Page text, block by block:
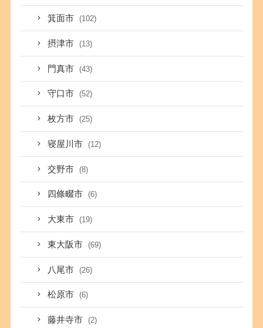
箕面市 (102)
摂津市 (13)
門真市 (43)
守口市 (52)
枚方市 (25)
寝屋川市 (12)
交野市 (8)
四條畷市 (6)
大東市 (19)
東大阪市 (69)
八尾市 (26)
松原市 (6)
藤井寺市 (2)